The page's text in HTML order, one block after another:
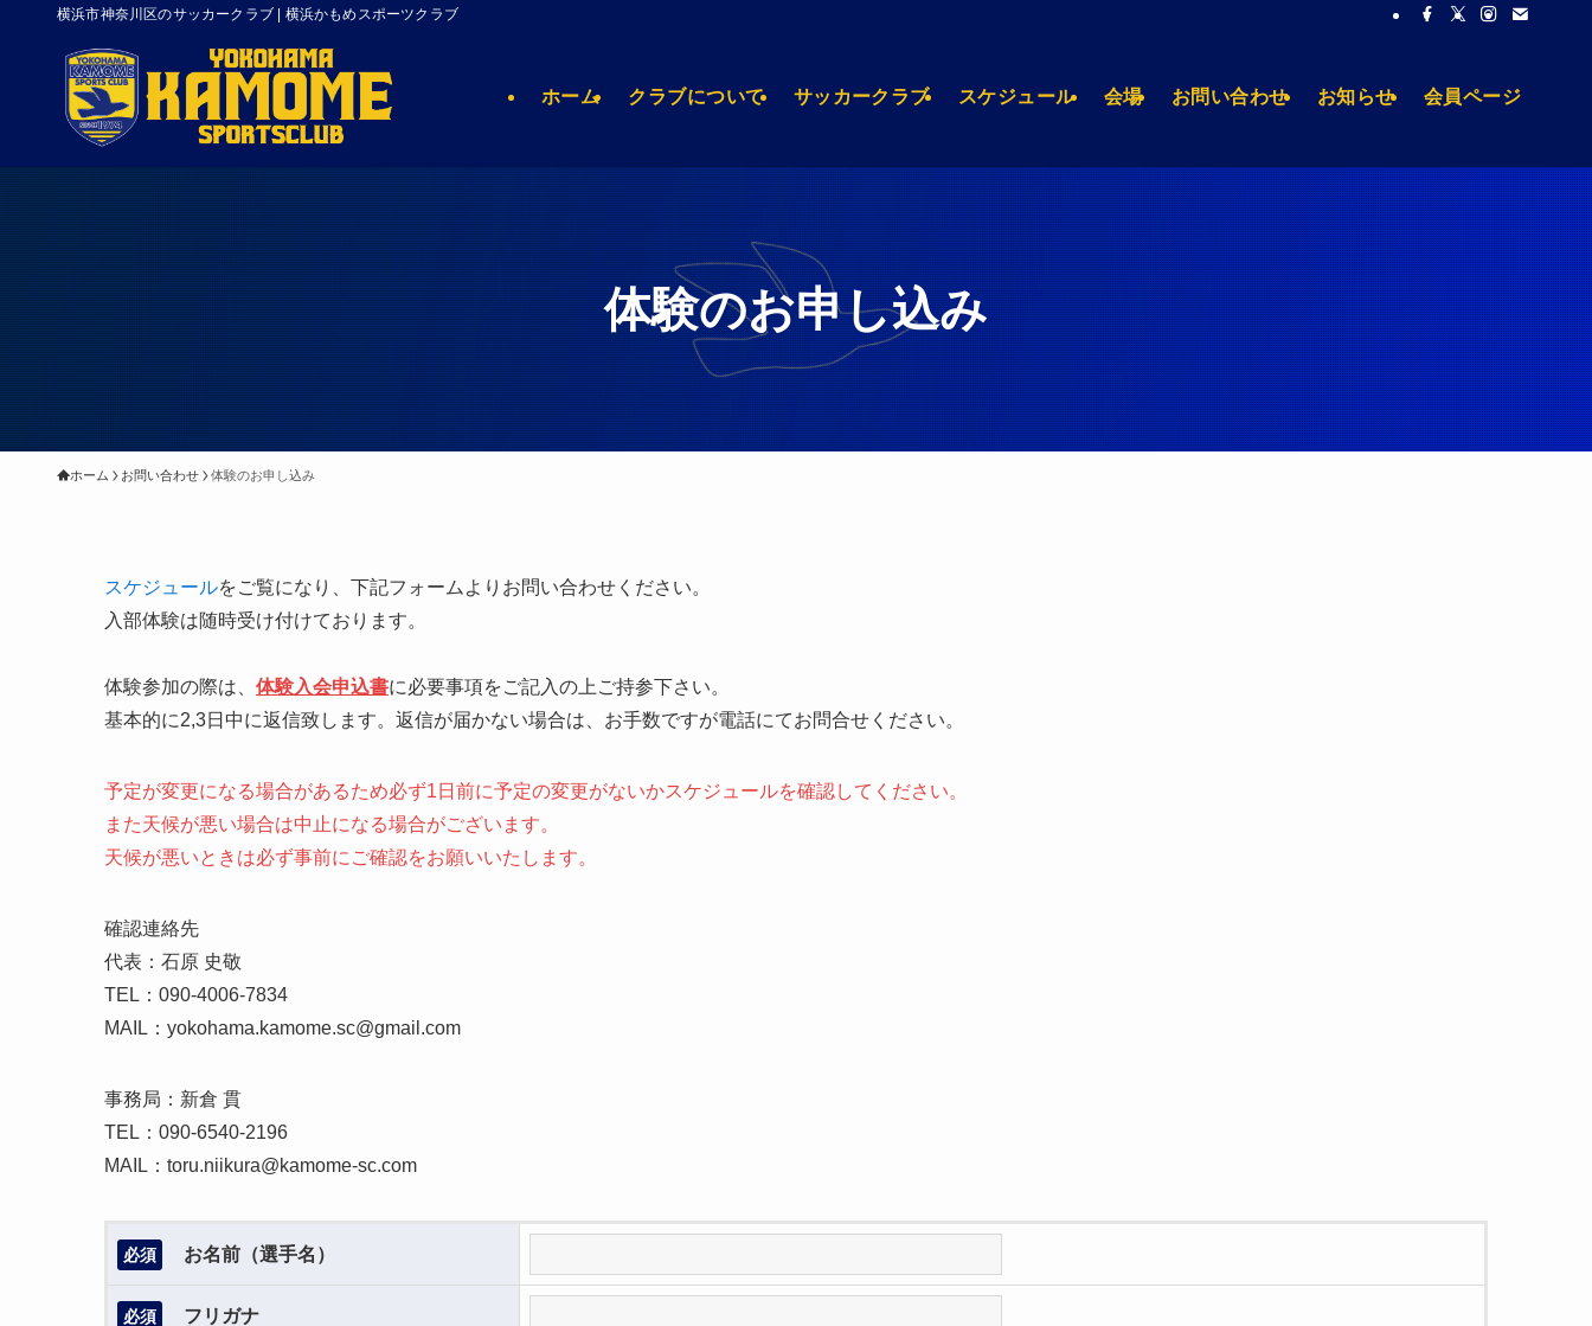
横浜市神奈川区のサッカークラブ | 横浜かもめスポーツクラブ
ホーム クラブについて サッカークラブ スケジュール 会場 お問い合わせ お知らせ 会員ページ
体験のお申し込み
ホーム お問い合わせ 体験のお申し込み
スケジュールをご覧になり、下記フォームよりお問い合わせください。
入部体験は随時受け付けております。
​体験参加の際は、 体験入会申込書に必要事項をご記入の上ご持参下さい。
基本的に2,3日中に返信致します。返信が届かない場合は、お手数ですが電話にてお問合せください。
予定が変更になる場合があるため必ず1日前に予定の変更がないかスケジュールを確認してください。
また天候が悪い場合は中止になる場合がございます。
天候が悪いときは必ず事前にご確認をお願いいたします。
確認連絡先
代表：石原 史敬
TEL：090-4006-7834
MAIL：yokohama.kamome.sc@gmail.com
​事務局：新倉 貫
TEL：090-6540-2196
​MAIL：toru.niikura@kamome-sc.com
必須 お名前（選手名）
必須 フリガナ